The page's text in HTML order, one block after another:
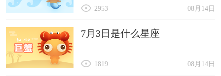
08月14日
2953
7月3日是什么星座
08月14日
1819